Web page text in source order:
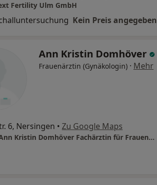
Fertility Ulm GmbH
Kein Preis angegeben
Ann Kristin Domhöver
Frauenärztin (Gynäkologin) · Mehr
6, Nersingen • Zu Google Maps
Praxis Ann Kristin Domhöver Fachärztin für Frauenheilkunde und Geburtshilfe